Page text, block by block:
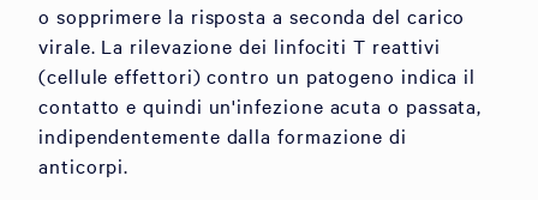
o sopprimere la risposta a seconda del carico
virale. La rilevazione dei linfociti T reattivi
(cellule effettori) contro un patogeno indica il
contatto e quindi un'infezione acuta o passata,
indipendentemente dalla formazione di
anticorpi.